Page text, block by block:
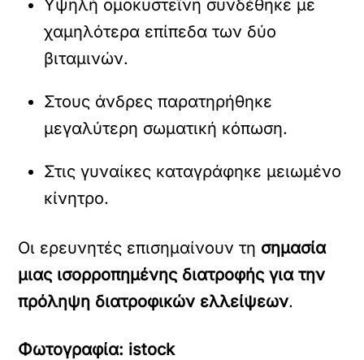
Υψηλή ομοκυστεΐνη συνδέθηκε με
χαμηλότερα επίπεδα των δύο
βιταμινών.
Στους άνδρες παρατηρήθηκε
μεγαλύτερη σωματική κόπωση.
Στις γυναίκες καταγράφηκε μειωμένο
κίνητρο.
Οι ερευνητές επισημαίνουν τη σημασία
μιας ισορροπημένης διατροφής για την
πρόληψη διατροφικών ελλείψεων.
Φωτογραφία: istock